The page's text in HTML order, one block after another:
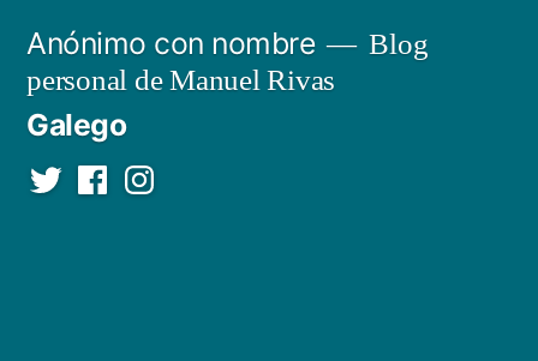
contenido
Anónimo con nombre
Blog
personal de Manuel Rivas
Galego
TwitterFacebookInstagram